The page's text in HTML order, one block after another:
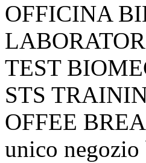
OFFICINA
TEST
STS
OFFEE
unico